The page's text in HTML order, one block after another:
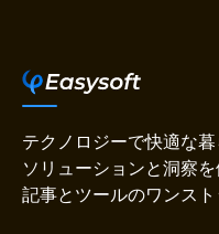
テクノロジーで快適な
ソリューションと洞察
記事とツールのワンスト